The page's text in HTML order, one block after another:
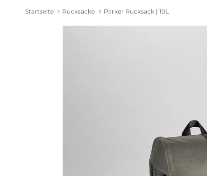
Startseite Rucksäcke Parker Rucksack | 10L